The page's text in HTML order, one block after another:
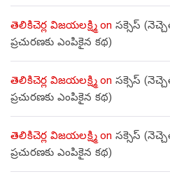
తెలికిచెర్ల విజయలక్ష్మిon సక్సెస్
ప్రచురణకు ఎంపికైన కథ)
తెలికిచెర్ల విజయలక్ష్మిon సక్సెస్
ప్రచురణకు ఎంపికైన కథ)
తెలికిచెర్ల విజయలక్ష్మిon సక్సెస్
ప్రచురణకు ఎంపికైన కథ)